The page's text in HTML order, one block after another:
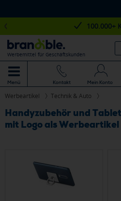
100.000+
Werbemittel für Geschäftskunden
Menü Kontakt Mein Konto
Werbeartikel Technik & Auto
Handyzubehör und
mit Logo als Werbeartikel